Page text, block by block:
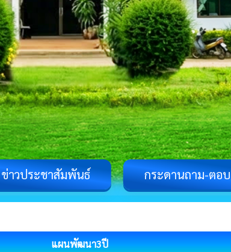
ข่าวประชาสัมพันธ์ กระดานถาม-ตอบ
แผนพัฒนา3ปี